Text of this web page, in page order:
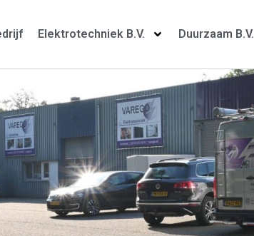
Elektrotechniek B.V. Duurzaam B.V.